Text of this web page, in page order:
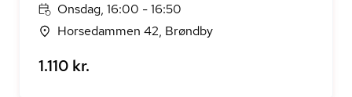
Onsdag, 16:00 - 16:50
Horsedammen 42, Brøndby
1.110 kr.